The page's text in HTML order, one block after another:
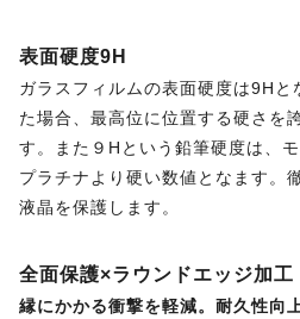
表面硬度9H
ガラスフィルムの表面硬度は9H
た場合、最高位に位置する硬さを
す。また９Hという鉛筆硬度は、
プラチナより硬い数値となます。
液晶を保護します。
全面保護×ラウンドエッジ加工
縁にかかる衝撃を軽減。耐久性向上